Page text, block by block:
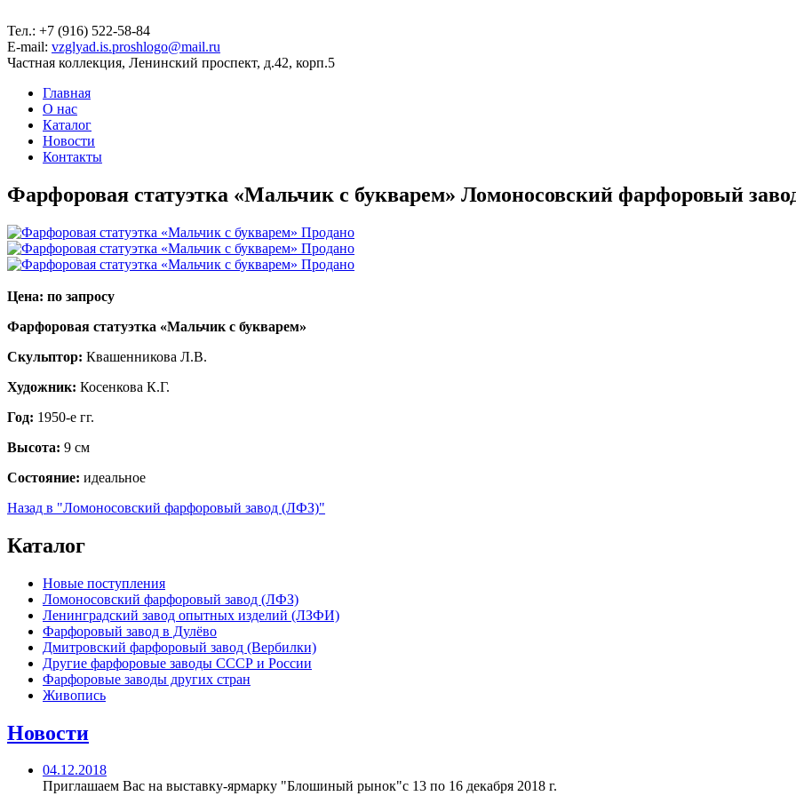
Тел.: +7 (916) 522-58-84
E-mail: vzglyad.is.proshlogo@mail.ru
Частная коллекция, Ленинский проспект, д.42, корп.5
Главная
О нас
Каталог
Новости
Контакты
Фарфоровая статуэтка «Мальчик с букварем» Ломоносовский фарфоровый
Цена: по запросу
Фарфоровая статуэтка «Мальчик с букварем»
Скульптор: Квашенникова Л.В.
Художник: Косенкова К.Г.
Год: 1950-е гг.
Высота: 9 см
Состояние: идеальное
Назад в "Ломоносовский фарфоровый завод (ЛФЗ)"
Каталог
Новые поступления
Ломоносовский фарфоровый завод (ЛФЗ)
Ленинградский завод опытных изделий (ЛЗФИ)
Фарфоровый завод в Дулёво
Дмитровский фарфоровый завод (Вербилки)
Другие фарфоровые заводы СССР и России
Фарфоровые заводы других стран
Живопись
Новости
04.12.2018
Приглашаем Вас на выставку-ярмарку "Блошиный рынок"с 13 по 16 декабря 2018 г.